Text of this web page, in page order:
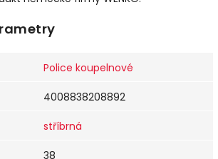
Police koupelnové
4008838208892
stříbrná
38